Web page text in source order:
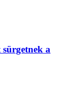
sürgetnek a